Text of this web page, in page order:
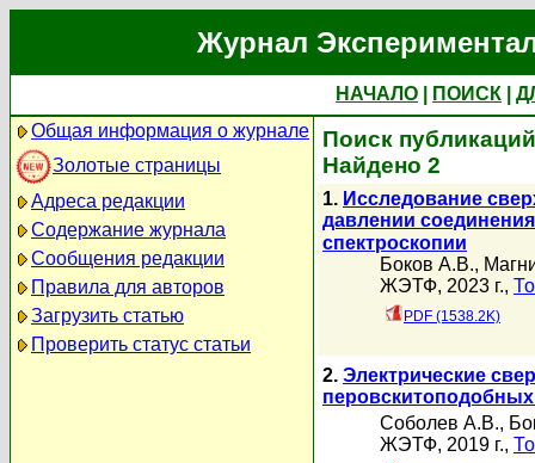
Журнал
НАЧАЛО ПОИСК
Общая информация о журнале
Золотые страницы
Адреса редакции
Содержание журнала
Сообщения редакции
Правила для авторов
Загрузить статью
Проверить статус статьи
Поиск
Найдено 2
1. Исследование
давлении
спектроскопии
Боков А.В.,
ЖЭТФ, 2023 г.,
PDF (1538.2K)
2. Электрические
Соболев А.В.,
ЖЭТФ, 2019 г.,